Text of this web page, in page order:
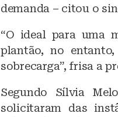
demanda – citou o
“O ideal para uma
plantão, no
sobrecarga”, frisa a
Segundo Sílvia
solicitaram das